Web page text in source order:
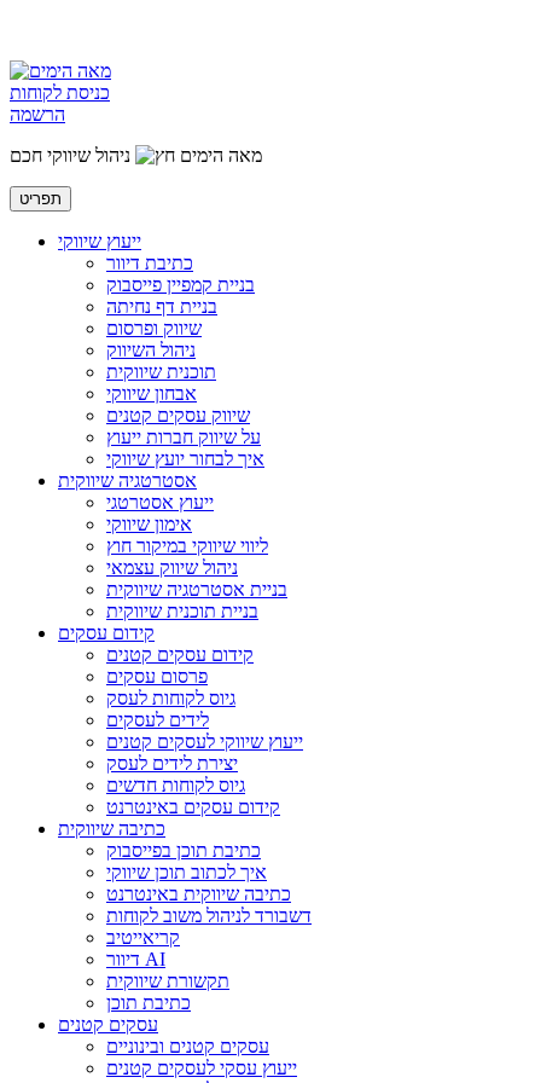
כניסת לקוחות
הרשמה
מאה הימים
ניהול שיווקי חכם
תפריט
ייעוץ שיווקי
כתיבת דיוור
בניית קמפיין פייסבוק
בניית דף נחיתה
שיווק ופרסום
ניהול השיווק
תוכנית שיווקית
אבחון שיווקי
שיווק עסקים קטנים
על שיווק חברות ייעוץ
איך לבחור יועץ שיווקי
אסטרטגיה שיווקית
ייעוץ אסטרטגי
אימון שיווקי
ליווי שיווקי במיקור חוץ
ניהול שיווק עצמאי
בניית אסטרטגיה שיווקית
בניית תוכנית שיווקית
קידום עסקים
קידום עסקים קטנים
פרסום עסקים
גיוס לקוחות לעסק
לידים לעסקים
ייעוץ שיווקי לעסקים קטנים
יצירת לידים לעסק
גיוס לקוחות חדשים
קידום עסקים באינטרנט
כתיבה שיווקית
כתיבת תוכן בפייסבוק
איך לכתוב תוכן שיווקי
כתיבה שיווקית באינטרנט
דשבורד לניהול משוב לקוחות
קריאייטיב
דיוור AI
תקשורת שיווקית
כתיבת תוכן
עסקים קטנים
עסקים קטנים ובינוניים
ייעוץ עסקי לעסקים קטנים